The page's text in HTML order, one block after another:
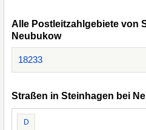
Alle Postleitzahlgebiete von
Neubukow
18233
Straßen in Steinhagen bei
D